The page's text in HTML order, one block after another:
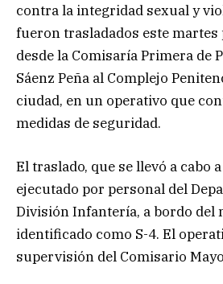
contra la integridad sexual y
fueron trasladados este martes
desde la Comisaría Primera de
Sáenz Peña al Complejo
ciudad, en un operativo que
medidas de seguridad.
El traslado, que se llevó a cabo
ejecutado por personal del
División Infantería, a bordo del
identificado como S-4. El
supervisión del Comisario